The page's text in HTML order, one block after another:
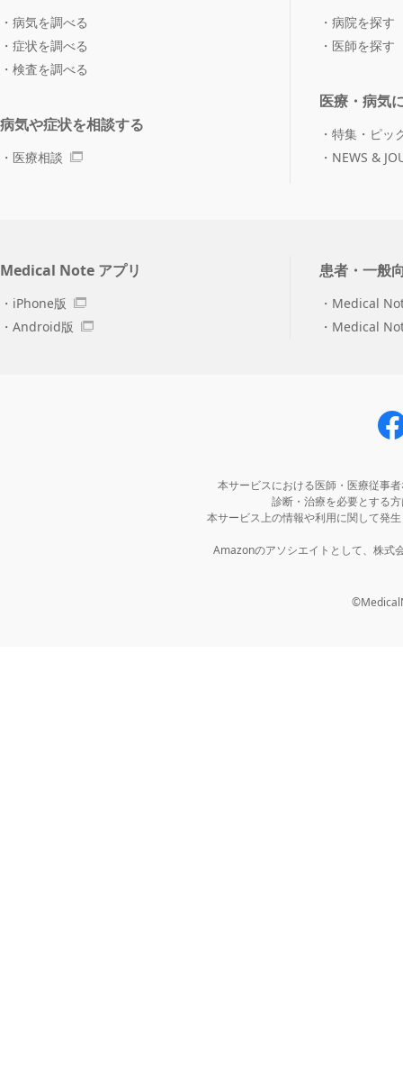
病気を調べる
症状を調べる
検査を調べる
病気や症状を相談する
医療相談
病院を探す
医師を探す
医療・病気
特集・ピッ
NEWS &
Medical Note アプリ
iPhone版
Android版
患者・一般
Medical
Medical
本サービスにおける医師・医療従事
診断・治療を必要とする
本サービス上の情報や利用に関して発
Amazonのアソシエイトとして、株式